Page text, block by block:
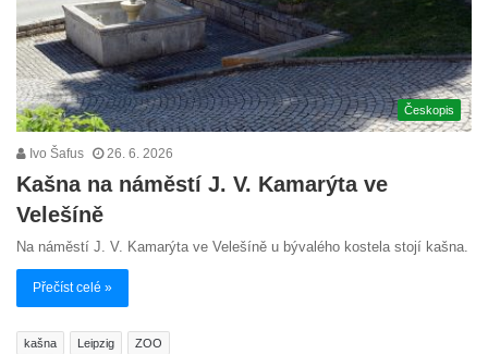
Českopis
Ivo Šafus 26. 6. 2026
Kašna na náměstí J. V. Kamarýta ve
Velešíně
Na náměstí J. V. Kamarýta ve Velešíně u bývalého kostela stojí kašna.
Přečíst celé »
kašna Leipzig ZOO